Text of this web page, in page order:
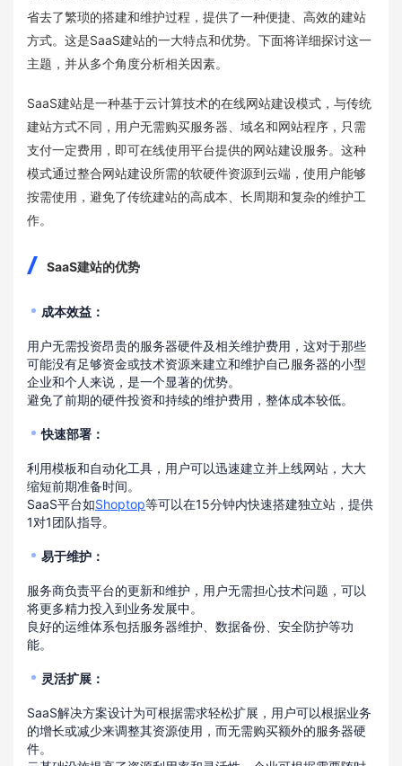
省去了繁琐的搭建和维护过程，提供了一种便捷、高效的建站
方式。这是SaaS建站的一大特点和优势。下面将详细探讨这一
主题，并从多个角度分析相关因素。
SaaS建站是一种基于云计算技术的在线网站建设模式，与传统
建站方式不同，用户无需购买服务器、域名和网站程序，只需
支付一定费用，即可在线使用平台提供的网站建设服务。这种
模式通过整合网站建设所需的软硬件资源到云端，使用户能够
按需使用，避免了传统建站的高成本、长周期和复杂的维护工
作。
SaaS建站的优势
成本效益 ：
用户无需投资昂贵的服务器硬件及相关维护费用，这对于那些
可能没有足够资金或技术资源来建立和维护自己服务器的小型
企业和个人来说，是一个显著的优势。
避免了前期的硬件投资和持续的维护费用，整体成本较低。
快速部署 ：
利用模板和自动化工具，用户可以迅速建立并上线网站，大大
缩短前期准备时间。
SaaS平台如Shoptop等可以在15分钟内快速搭建独立站，提供
1对1团队指导。
易于维护 ：
服务商负责平台的更新和维护，用户无需担心技术问题，可以
将更多精力投入到业务发展中。
良好的运维体系包括服务器维护、数据备份、安全防护等功
能。
灵活扩展 ：
SaaS解决方案设计为可根据需求轻松扩展，用户可以根据业务
的增长或减少来调整其资源使用，而无需购买额外的服务器硬
件。